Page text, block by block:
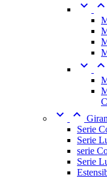
 
 
 
Serie
Serie
serie
Serie